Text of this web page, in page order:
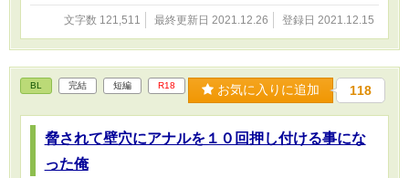
（現在はマイピク限定公開にしています）。 ※この作品はムーン
ライトノベルでも連載予定です。
文字数 121,511 最終更新日 2021.12.26 登録日 2021.12.15
BL 完結 短編 R18 お気に入りに追加 118
脅されて壁穴にアナルを１０回押し付ける事にな
った俺